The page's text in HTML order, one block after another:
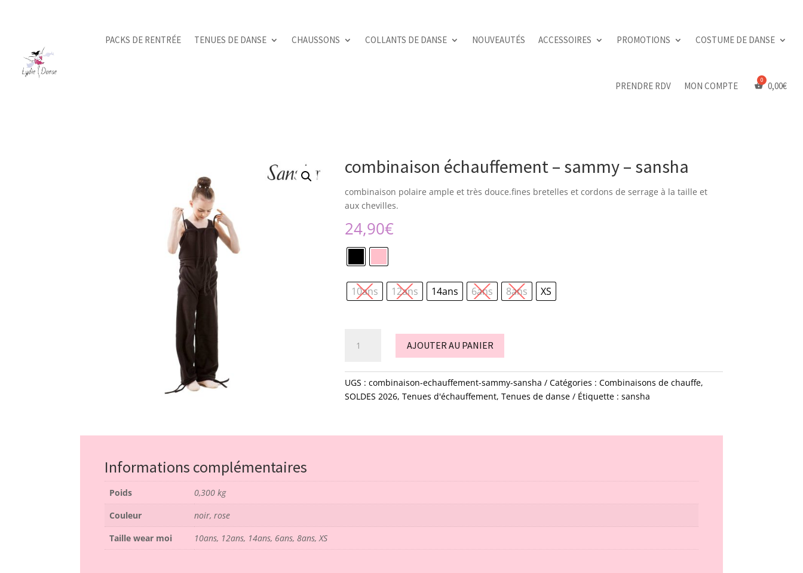
PACKS DE RENTRÉE TENUES DE DANSE CHAUSSONS COLLANTS DE DANSE NOUVEAUTÉS ACCESSOIRES PROMOTIONS COSTUME DE DANSE
PRENDRE RDV MON COMPTE 0,00€
combinaison échauffement – sammy – sansha
combinaison polaire ample et très douce.fines bretelles et cordons de serrage à la taille et
aux chevilles.
24,90€
10ans 12ans 14ans 6ans 8ans XS
échauffement
AJOUTER AU PANIER
UGS :combinaison-echauffement-sammy-sansha Catégories :Combinaisons de chauffe,
SOLDES 2026,Tenues d'échauffement,Tenues de danse Étiquette :sansha
Informations complémentaires
Poids
0,300 kg
Couleur
noir, rose
Taille wear moi
10ans, 12ans, 14ans, 6ans, 8ans, XS